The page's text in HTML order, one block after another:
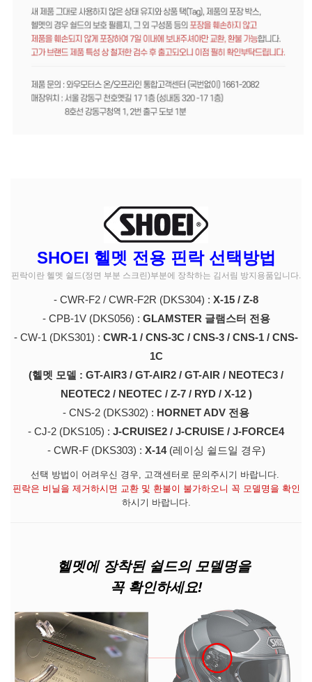
SHOEI 헬멧 전용 핀락 선택방법
핀락이란 헬멧 쉴드(정면 부분 스크린)부분에 장착하는 김서림 방지용품입니다.
- CWR-F2 / CWR-F2R (DKS304) : X-15 / Z-8
- CPB-1V (DKS056) : GLAMSTER 글램스터 전용
- CW-1 (DKS301) : CWR-1 / CNS-3C / CNS-3 / CNS-1 / CNS-
1C
(헬멧 모델 : GT-AIR3 / GT-AIR2 / GT-AIR / NEOTEC3 /
NEOTEC2 / NEOTEC / Z-7 / RYD / X-12 )
- CNS-2 (DKS302) : HORNET ADV 전용
- CJ-2 (DKS105) : J-CRUISE2 / J-CRUISE / J-FORCE4
- CWR-F (DKS303) : X-14(레이싱 쉴드일 경우)
선택 방법이 어려우신 경우, 고객센터로 문의주시기 바랍니다.
핀락은 비닐을 제거하시면 교환 및 환불이 불가하오니 꼭 모델명을 확인
하시기 바랍니다.
헬멧에 장착된 쉴드의 모델명을
꼭 확인하세요!